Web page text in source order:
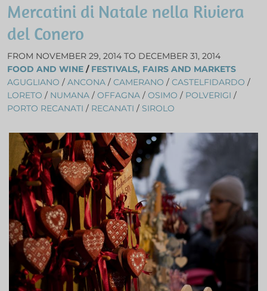
Mercatini di Natale nella Riviera
del Conero
FROM NOVEMBER 29, 2014 TO DECEMBER 31, 2014
FOOD AND WINE / FESTIVALS, FAIRS AND MARKETS
AGUGLIANO / ANCONA / CAMERANO / CASTELFIDARDO /
LORETO / NUMANA / OFFAGNA / OSIMO / POLVERIGI /
PORTO RECANATI / RECANATI / SIROLO